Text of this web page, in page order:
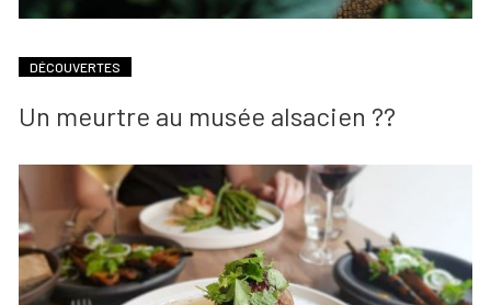
DÉCOUVERTES
Un meurtre au musée alsacien ??